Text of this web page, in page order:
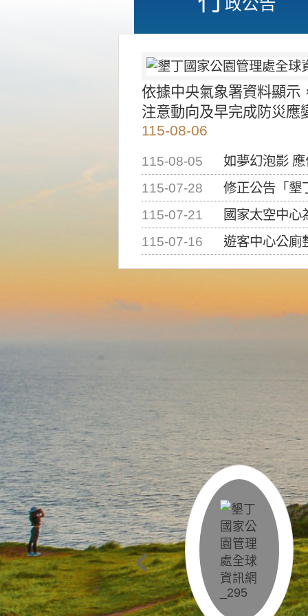
依據中央氣象署資料顯示
注意動向及早完成防災應
115-08-06
115-08-05
如夢幻泡影
115-07-28
修正公告「墾丁國家公
115-07-21
國家太空中心為辦理
115-07-16
遊客中心公廁